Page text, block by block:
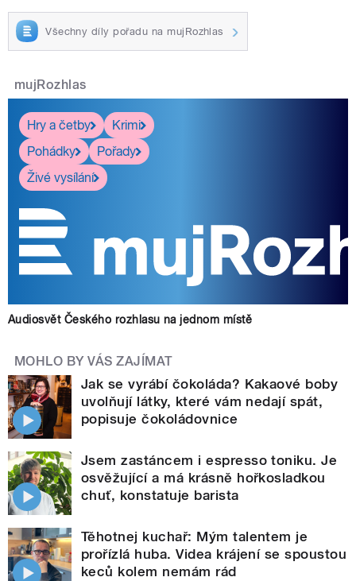
Všechny díly pořadu na mujRozhlas
mujRozhlas
Hry a četby
Krimi
Pohádky
Pořady
Živé vysílání
Audiosvět Českého rozhlasu na jednom místě
MOHLO BY VÁS ZAJÍMAT
Jak se vyrábí čokoláda? Kakaové boby
uvolňují látky, které vám nedají spát,
popisuje čokoládovnice
Jsem zastáncem i espresso toniku. Je
osvěžující a má krásně hořkosladkou
chuť, konstatuje barista
Těhotnej kuchař: Mým talentem je
prořízlá huba. Videa krájení se spoustou
keců kolem nemám rád